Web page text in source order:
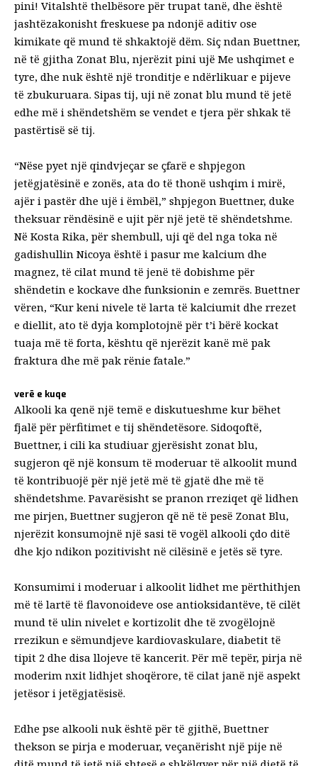
pini! Vitalshtë thelbësore për trupat tanë, dhe është
jashtëzakonisht freskuese pa ndonjë aditiv ose
kimikate që mund të shkaktojë dëm. Siç ndan Buettner,
në të gjitha Zonat Blu, njerëzit pini ujë Me ushqimet e
tyre, dhe nuk është një tronditje e ndërlikuar e pijeve
të zbukuruara. Sipas tij, uji në zonat blu mund të jetë
edhe më i shëndetshëm se vendet e tjera për shkak të
pastërtisë së tij.
“Nëse pyet një qindvjeçar se çfarë e shpjegon
jetëgjatësinë e zonës, ata do të thonë ushqim i mirë,
ajër i pastër dhe ujë i ëmbël,” shpjegon Buettner, duke
theksuar rëndësinë e ujit për një jetë të shëndetshme.
Në Kosta Rika, për shembull, uji që del nga toka në
gadishullin Nicoya është i pasur me kalcium dhe
magnez, të cilat mund të jenë të dobishme për
shëndetin e kockave dhe funksionin e zemrës. Buettner
vëren, “Kur keni nivele të larta të kalciumit dhe rrezet
e diellit, ato të dyja komplotojnë për t’i bërë kockat
tuaja më të forta, kështu që njerëzit kanë më pak
fraktura dhe më pak rënie fatale.”
verë e kuqe
Alkooli ka qenë një temë e diskutueshme kur bëhet
fjalë për përfitimet e tij shëndetësore. Sidoqoftë,
Buettner, i cili ka studiuar gjerësisht zonat blu,
sugjeron që një konsum të moderuar të alkoolit mund
të kontribuojë për një jetë më të gjatë dhe më të
shëndetshme. Pavarësisht se pranon rreziqet që lidhen
me pirjen, Buettner sugjeron që në të pesë Zonat Blu,
njerëzit konsumojnë një sasi të vogël alkooli çdo ditë
dhe kjo ndikon pozitivisht në cilësinë e jetës së tyre.
Konsumimi i moderuar i alkoolit lidhet me përthithjen
më të lartë të flavonoideve ose antioksidantëve, të cilët
mund të ulin nivelet e kortizolit dhe të zvogëlojnë
rrezikun e sëmundjeve kardiovaskulare, diabetit të
tipit 2 dhe disa llojeve të kancerit. Për më tepër, pirja në
moderim nxit lidhjet shoqërore, të cilat janë një aspekt
jetësor i jetëgjatësisë.
Edhe pse alkooli nuk është për të gjithë, Buettner
thekson se pirja e moderuar, veçanërisht një pije në